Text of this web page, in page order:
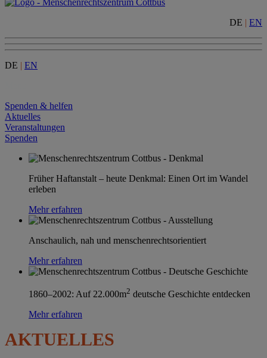
DE | EN
DE | EN
Spenden & helfen
Aktuelles
Veranstaltungen
Spenden
Früher Haftanstalt – heute Denkmal: Einen Ort im Wandel
erleben
Mehr erfahren
Anschaulich, nah und menschenrechtsorientiert
Mehr erfahren
1860–2002: Auf 22.000m2 deutsche Geschichte entdecken
Mehr erfahren
AKTUELLES